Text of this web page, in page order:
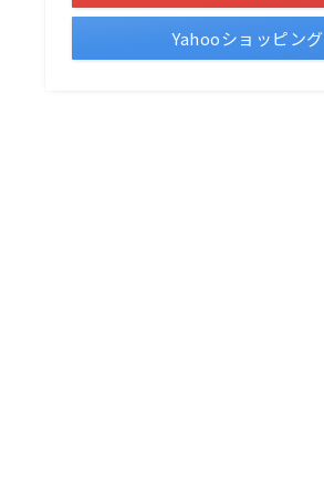
Yahooショッピング